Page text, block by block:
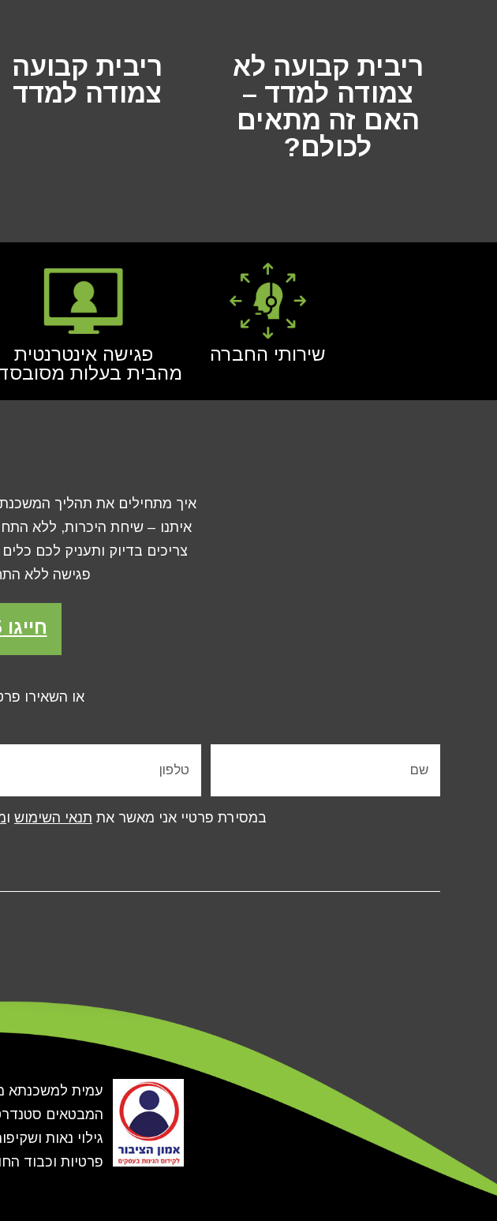
ריבית קבועה לא
צמודה למדד –
האם זה מתאים
לכולם?
ריבית קבועה
צמודה למדד
שירותי החברה
פגישה אינטרנטית
מהבית בעלות
איך מתחילים את תהליך
איתנו – שיחת היכרות, ללא
צריכים בדיוק ותעניק לכם
פגישה ללא
חייגו 1700-705-745
או השאירו
במסירת פרטיי אני מאשר את תנאי השימוש ו
עמית למשכנתא
המבטאים
גילוי נאות
פרטיות וכבוד